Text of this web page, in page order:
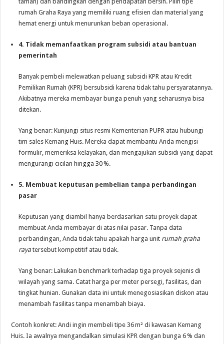
rumah Graha Raya yang memiliki ruang efisien dan material yang
hemat energi untuk menurunkan beban operasional.
4. Tidak memanfaatkan program subsidi atau bantuan
pemerintah
Banyak pembeli melewatkan peluang subsidi KPR atau Kredit
Pemilikan Rumah (KPR) bersubsidi karena tidak tahu persyaratannya.
Akibatnya mereka membayar bunga penuh yang seharusnya bisa
ditekan.
Yang benar: Kunjungi situs resmi Kementerian PUPR atau hubungi
tim sales Kemang Huis. Mereka dapat membantu Anda mengisi
formulir, memeriksa kelayakan, dan mengajukan subsidi yang dapat
mengurangi cicilan hingga 30 %.
5. Membuat keputusan pembelian tanpa perbandingan
pasar
Keputusan yang diambil hanya berdasarkan satu proyek dapat
membuat Anda membayar di atas nilai pasar. Tanpa data
perbandingan, Anda tidak tahu apakah harga unit rumah graha
rayatersebut kompetitif atau tidak.
Yang benar: Lakukan benchmark terhadap tiga proyek sejenis di
wilayah yang sama. Catat harga per meter persegi, fasilitas, dan
tingkat hunian. Gunakan data ini untuk menegosiasikan diskon atau
menambah fasilitas tanpa menambah biaya.
Contoh konkret: Andi ingin membeli tipe 36 m² di kawasan Kemang
Huis. Ia awalnya mengandalkan simulasi KPR dengan bunga 6 % dan